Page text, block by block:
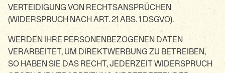
VERTEIDIGUNG VON RECHTSANSPRÜCHEN
(WIDERSPRUCH NACH ART. 21 ABS. 1 DSGVO).
WERDEN IHRE PERSONENBEZOGENEN DATEN
VERARBEITET, UM DIREKTWERBUNG ZU BETREIBEN,
SO HABEN SIE DAS RECHT, JEDERZEIT WIDERSPRUCH